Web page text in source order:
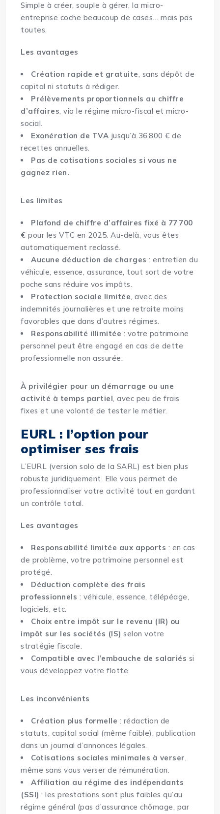
Simple à créer, souple à gérer, la micro-
entreprise coche beaucoup de cases… mais pas
toutes.
Les avantages
Création rapide et gratuite, sans dépôt de
capital ni statuts à rédiger.
Prélèvements proportionnels au chiffre
d’affaires, via le régime micro-fiscal et micro-
social.
Exonération de TVA jusqu’à 36 800 € de
recettes annuelles.
Pas de cotisations sociales si vous ne
gagnez rien.
Les limites
Plafond de chiffre d’affaires fixé à 77 700
€ pour les VTC en 2025. Au-delà, vous êtes
automatiquement reclassé.
Aucune déduction de charges : entretien du
véhicule, essence, assurance, tout sort de votre
poche sans réduire vos impôts.
Protection sociale limitée, avec des
indemnités journalières et une retraite moins
favorables que dans d’autres régimes.
Responsabilité illimitée : votre patrimoine
personnel peut être engagé en cas de dette
professionnelle non assurée.
À privilégier pour un démarrage ou une
activité à temps partiel, avec peu de frais
fixes et une volonté de tester le métier.
EURL : l’option pour
optimiser ses frais
L’EURL (version solo de la SARL) est bien plus
robuste juridiquement. Elle vous permet de
professionnaliser votre activité tout en gardant
un contrôle total.
Les avantages
Responsabilité limitée aux apports : en cas
de problème, votre patrimoine personnel est
protégé.
Déduction complète des frais
professionnels : véhicule, essence, télépéage,
logiciels, etc.
Choix entre impôt sur le revenu (IR) ou
impôt sur les sociétés (IS) selon votre
stratégie fiscale.
Compatible avec l’embauche de salariés si
vous développez votre flotte.
Les inconvénients
Création plus formelle : rédaction de
statuts, capital social (même faible), publication
dans un journal d’annonces légales.
Cotisations sociales minimales à verser,
même sans vous verser de rémunération.
Affiliation au régime des indépendants
(SSI) : les prestations sont plus faibles qu’au
régime général (pas d’assurance chômage, par